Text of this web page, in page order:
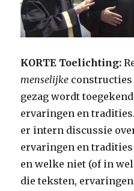
KORTE Toelichting:
menselijke
gezag wordt
ervaringen en
er intern discussie
ervaringen en
en welke niet (of in
die teksten,